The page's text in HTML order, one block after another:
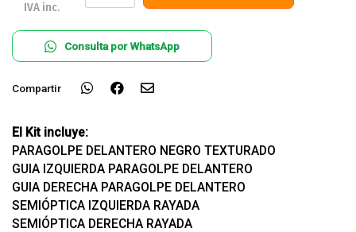
IVA inc.
Consulta por WhatsApp
Compartir
El Kit incluye:
PARAGOLPE DELANTERO NEGRO TEXTURADO
GUIA IZQUIERDA PARAGOLPE DELANTERO
GUIA DERECHA PARAGOLPE DELANTERO
SEMIÓPTICA IZQUIERDA RAYADA
SEMIÓPTICA DERECHA RAYADA